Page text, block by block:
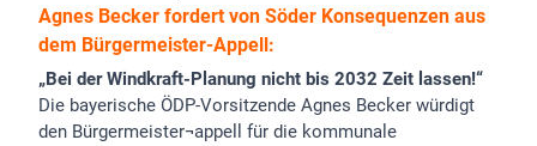
Agnes Becker fordert von Söder Konsequenzen aus
dem Bürgermeister-Appell:
„Bei der Windkraft-Planung nicht bis 2032 Zeit lassen!“
Die bayerische ÖDP-Vorsitzende Agnes Becker würdigt
den Bürgermeister¬appell für die kommunale